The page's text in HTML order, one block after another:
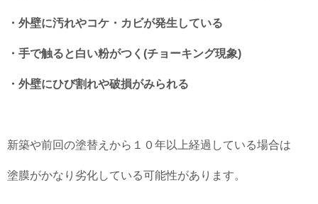
・外壁に汚れやコケ・カビが発生している
・手で触ると白い粉がつく(チョーキング現象)
・外壁にひび割れや破損がみられる
新築や前回の塗替えから１０年以上経過している場合は
塗膜がかなり劣化している可能性があります。